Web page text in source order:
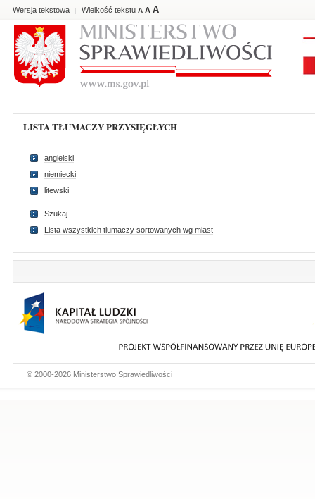
Wersja tekstowa | Wielkość tekstu A A A
LISTA TŁUMACZY PRZYSIĘGŁYCH
angielski
niemiecki
litewski
Szukaj
Lista wszystkich tlumaczy sortowanych wg miast
© 2000-2026 Ministerstwo Sprawiedliwości